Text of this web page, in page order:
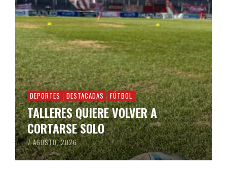
DEPORTES DESTACADAS FÚTBOL
TALLERES QUIERE VOLVER A
CORTARSE SOLO
7 AGOSTO, 2026